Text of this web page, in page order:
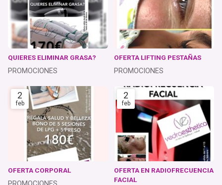
QUIERES ELIMINAR GRASA?
PROMOCIONES
OFERTA LIFTING PESTAÑAS
PROMOCIONES
2
feb
OFERTA CORPORAL
2
feb
OFERTA EN RADIOFRECUENCIA
FACIAL